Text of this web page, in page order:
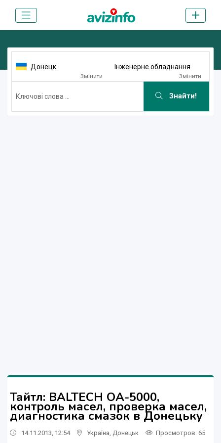
Донецк
Змінити
Інженерне обладнання
Змінити
Знайти!
Тайтл: BALTECH OA-5000,
контроль масел, проверка масел,
диагностика смазок в Донецьку
14.11.2013, 12:54 Україна Донецьк Просмотров: 65